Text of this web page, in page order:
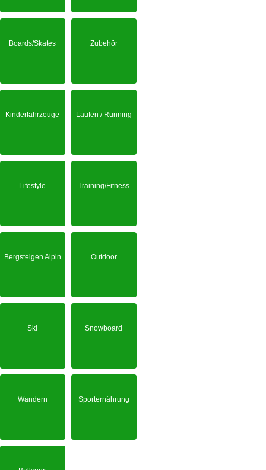
Boards/Skates Zubehör
Kinderfahrzeuge Laufen / Running
Lifestyle Training/Fitness
Bergsteigen Alpin Outdoor
Ski Snowboard
Wandern Sporternährung